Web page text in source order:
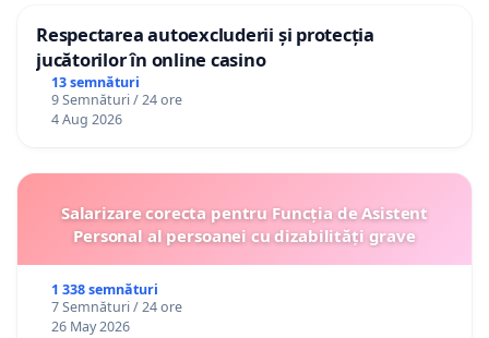
Respectarea autoexcluderii și protecția
jucătorilor în online casino
13 semnături
9 Semnături / 24 ore
4 Aug 2026
Salarizare corecta pentru Funcția de Asistent
Personal al persoanei cu dizabilități grave
1 338 semnături
7 Semnături / 24 ore
26 May 2026